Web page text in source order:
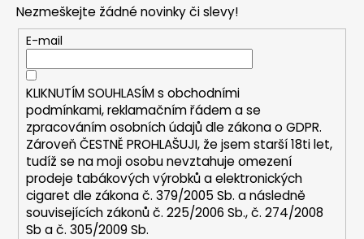
a
c
í
p
r
v
k
y
v
ý
p
i
Nezmeškejte žádné novinky či slevy!
E-mail
KLIKNUTÍM SOUHLASÍM s obchodními
podmínkami,reklamačním řádem a se
zpracováním osobních údajů dle zákona oGDPR.
Zároveň ČESTNĚ PROHLAŠUJI, že jsem starší 18ti let,
tudíž se na moji osobu nevztahuje omezení
prodeje tabákových výrobků a elektronických
cigaret dle zákona č. 379/2005 Sb. a následně
souvisejících zákonů č. 225/2006 Sb., č. 274/2008
Sb a č. 305/2009 Sb.